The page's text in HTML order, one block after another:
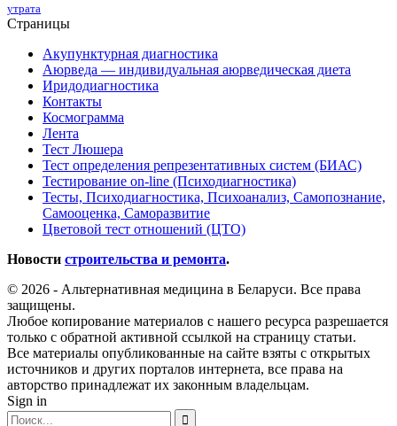
утрата
Страницы
Акупунктурная диагностика
Аюрведа — индивидуальная аюрведическая диета
Иридодиагностика
Контакты
Космограмма
Лента
Тест Люшера
Тест определения репрезентативных систем (БИАС)
Тестирование on-line (Психодиагностика)
Тесты, Психодиагностика, Психоанализ, Самопознание,
Самооценка, Саморазвитие
Цветовой тест отношений (ЦТО)
Новости строительства и ремонта.
© 2026 - Альтернативная медицина в Беларуси. Все права
защищены.
Любое копирование материалов с нашего ресурса разрешается
только с обратной активной ссылкой на страницу статьи.
Все материалы опубликованные на сайте взяты с открытых
источников и других порталов интернета, все права на
авторство принадлежат их законным владельцам.
Sign in